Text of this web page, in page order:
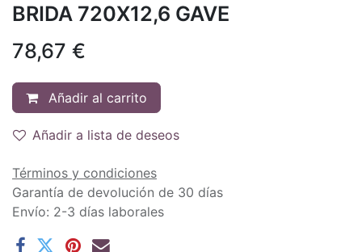
BRIDA 720X12,6 GAVE
78,67 €
Añadir al carrito
Añadir a lista de deseos
Términos y condiciones
Garantía de devolución de 30 días
Envío: 2-3 días laborales